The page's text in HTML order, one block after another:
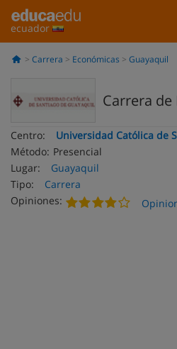
ecuador
Carrera Económicas Guayaquil
Carrera de
Centro:
Universidad Católica de
Método: Presencial
Lugar:
Guayaquil
Tipo:
Carrera
Opiniones: